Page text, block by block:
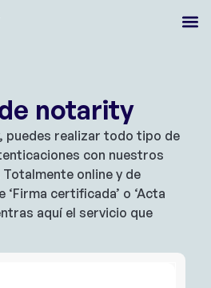
notarity
puedes realizar todo tipo de
con nuestros
online y de
‘Firma certificada’ o ‘Acta
aquí el servicio que